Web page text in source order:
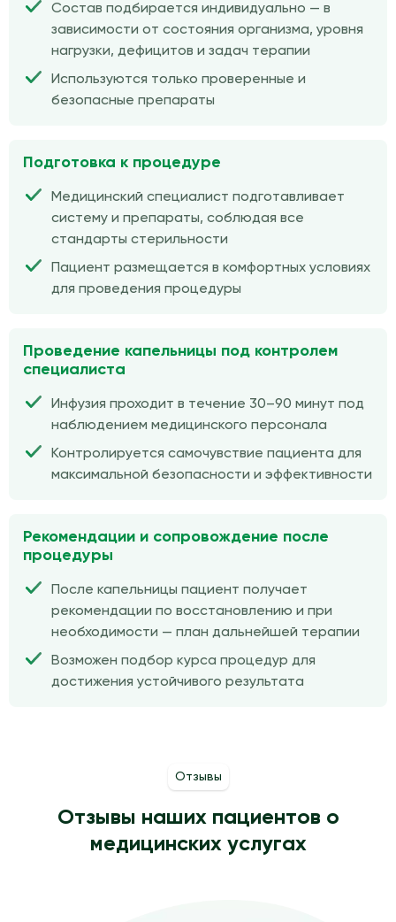
Состав подбирается индивидуально — в
зависимости от состояния организма, уровня
нагрузки, дефицитов и задач терапии
Используются только проверенные и
безопасные препараты
Подготовка к процедуре
Медицинский специалист подготавливает
систему и препараты, соблюдая все
стандарты стерильности
Пациент размещается в комфортных условиях
для проведения процедуры
Проведение капельницы под контролем
специалиста
Инфузия проходит в течение 30–90 минут под
наблюдением медицинского персонала
Контролируется самочувствие пациента для
максимальной безопасности и эффективности
Рекомендации и сопровождение после
процедуры
После капельницы пациент получает
рекомендации по восстановлению и при
необходимости — план дальнейшей терапии
Возможен подбор курса процедур для
достижения устойчивого результата
Отзывы
Отзывы наших пациентов о
медицинских услугах